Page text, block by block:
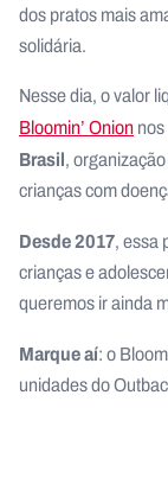
dos pratos mais
solidária.
Nesse dia, o valor
Bloomin’ Onion
Brasil,
crianças com
Desde 2017, essa
crianças e
queremos ir ainda
Marque aí: o
unidades do